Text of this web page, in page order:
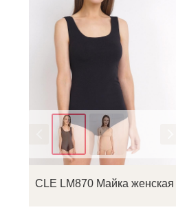
CLE LM870 Майка женская